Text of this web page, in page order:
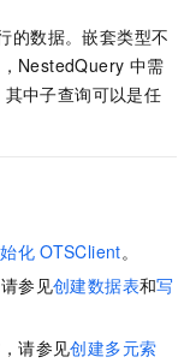
的数据。嵌套类型不
NestedQuery 中需
中子查询可以是任
化 OTSClient。
参见创建数据表和写
请参见创建多元索